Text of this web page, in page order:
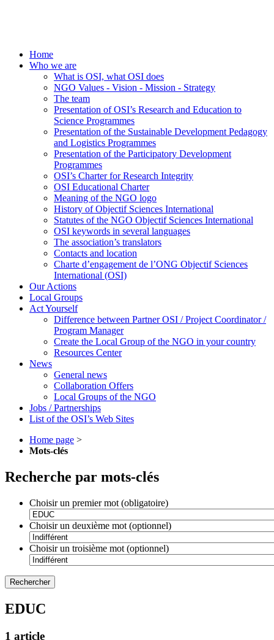
Home
Who we are
What is OSI, what OSI does
NGO Values - Vision - Mission - Strategy
The team
Presentation of OSI’s Research and Education to
Science Programmes
Presentation of the Sustainable Development Pedagogy
and Logistics Programmes
Presentation of the Participatory Development
Programmes
OSI’s Charter for Research Integrity
OSI Educational Charter
Meaning of the NGO logo
History of Objectif Sciences International
Statutes of the NGO Objectif Sciences International
OSI keywords in several languages
The association’s translators
Contacts and location
Charte d’engagement de l’ONG Objectif Sciences
International (OSI)
Our Actions
Local Groups
Act Yourself
Difference between Partner OSI / Project Coordinator /
Program Manager
Create the Local Group of the NGO in your country
Resources Center
News
General news
Collaboration Offers
Local Groups of the NGO
Jobs / Partnerships
List of the OSI’s Web Sites
Home page >
Mots-clés
Recherche par mots-clés
Choisir un premier mot (obligatoire)
Choisir un deuxième mot (optionnel)
Choisir un troisième mot (optionnel)
EDUC
1 article